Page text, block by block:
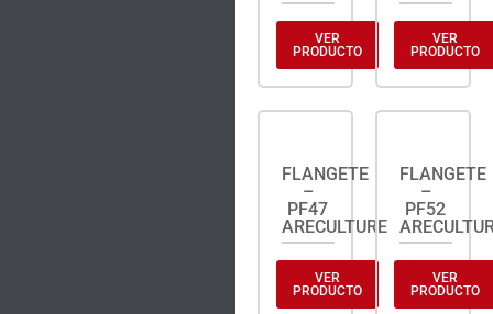
VER
PRODUCTO
VER
PRODUCTO
FLANGETE
–
PF47
ARECULTURE
VER
PRODUCTO
FLANGETE
–
PF52
VER
PRODUCTO